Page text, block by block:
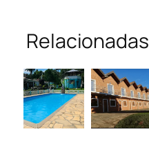
Relacionadas